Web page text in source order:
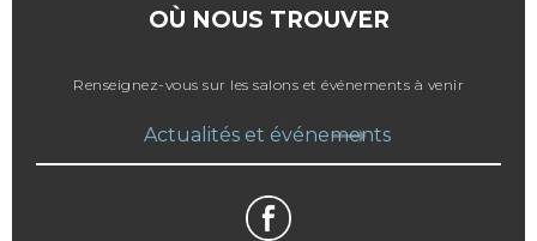
OÙ NOUS TROUVER
Renseignez-vous sur les salons et événements à venir
Actualités et événements